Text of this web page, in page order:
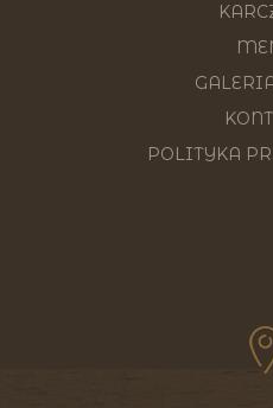
POLITYKA